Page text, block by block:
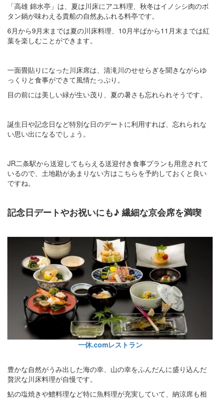
「高雄 錦水亭」は、夏は川床にアユ料理、秋冬はイノシシ肉のボ
タン鍋が味わえる貴船の自然あふれる料亭です。
6月から9月末までは夏の川床料理、10月半ばから11月末までは紅
葉を楽しむことができます。
一面畳貼りになった川床席は、清滝川のせせらぎを聞きながらゆ
っくりと食事ができて風情たっぷり。
目の前には美しい緑が生い茂り、夏の暑さも忘れられそうです。
誕生日や記念日など特別な日のデートに利用すれば、忘れられな
い思い出になるでしょう。
JR二条駅から送迎してもらえる送迎付き食事プランも用意されて
いるので、土地勘があまりない方はこちらを予約しておくと良い
ですね。
記念日デートやお祝いにも♪ 繊細な京会席を満喫
一休.comレストラン
豊かな自然がうみ出した海の幸、山の幸をふんだんに盛り込んだ
贅沢な川床料理が自慢です。
鮎の塩焼きや鱧料理など特に魚料理が充実していて、納涼席も相